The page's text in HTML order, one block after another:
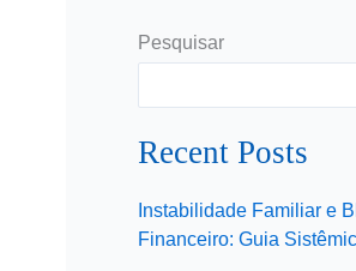
Pesquisar
Recent Posts
Instabilidade Familiar e
Financeiro: Guia